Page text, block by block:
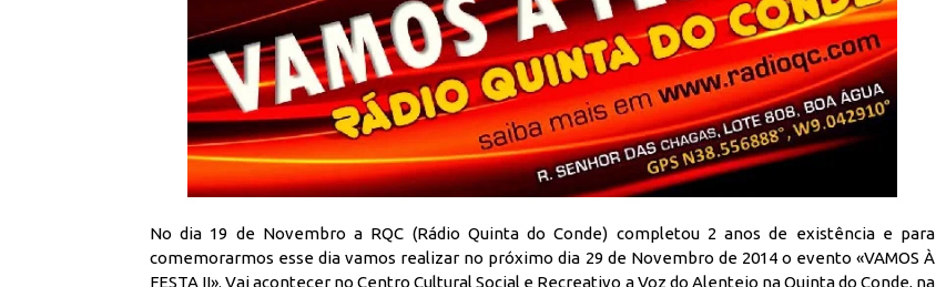
No dia 19 de Novembro a RQC (Rádio Quinta do Conde) completou 2 anos de existência e para
comemorarmos esse dia vamos realizar no próximo dia 29 de Novembro de 2014 o evento «VAMOS À
FESTA II». Vai acontecer no Centro Cultural Social e Recreativo a Voz do Alentejo na Quinta do Conde, na